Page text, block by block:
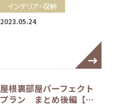
インテリア・収納
2023.05.24
屋根裏部屋パーフェクト
プラン まとめ後編【…